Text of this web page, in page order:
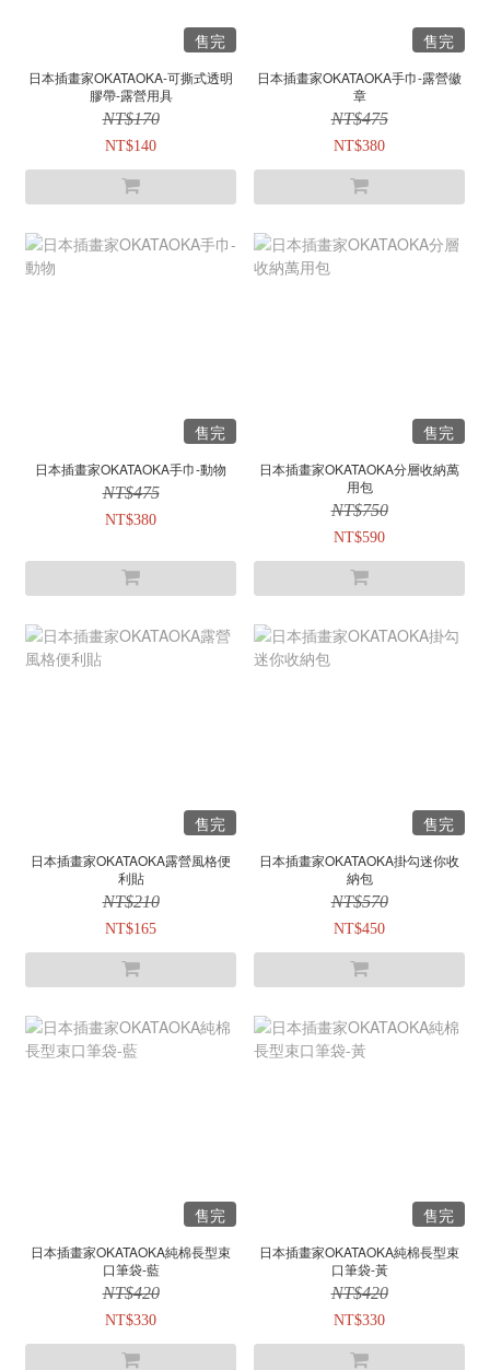
售完
日本插畫家OKATAOKA-可撕式透明
膠帶-露營用具
NT$170
NT$140
售完
日本插畫家OKATAOKA手巾-露營徽
章
NT$475
NT$380
售完
日本插畫家OKATAOKA手巾-動物
NT$475
NT$380
售完
日本插畫家OKATAOKA分層收納萬
用包
NT$750
NT$590
售完
日本插畫家OKATAOKA露營風格便
利貼
NT$210
NT$165
售完
日本插畫家OKATAOKA掛勾迷你收
納包
NT$570
NT$450
售完
日本插畫家OKATAOKA純棉長型束
口筆袋-藍
NT$420
NT$330
售完
日本插畫家OKATAOKA純棉長型束
口筆袋-黃
NT$420
NT$330